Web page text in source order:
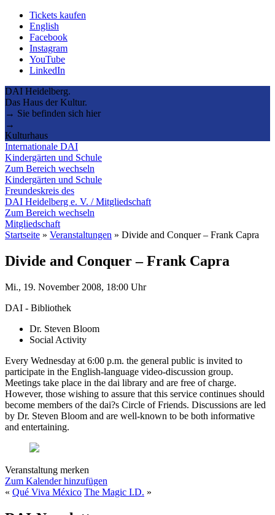
Tickets kaufen
English
Facebook
Instagram
YouTube
LinkedIn
DAI Heidelberg.
Das Haus der Kultur.
→ Sie befinden sich hier
→
Kulturhaus
Internationale DAI
Kindergärten und Schule
Zum Bereich wechseln
Kindergärten und Schule
Freundeskreis des
DAI Heidelberg e. V. / Mitgliedschaft
Zum Bereich wechseln
Mitgliedschaft
Startseite » Veranstaltungen » Divide and Conquer – Frank Capra
Divide and Conquer – Frank Capra
Mi., 19. November 2008, 18:00 Uhr
DAI - Bibliothek
Dr. Steven Bloom
Social Activity
Every Wednesday at 6:00 p.m. the general public is invited to
participate in the English-language video-discussion group.
Meetings take place in the dai library and are free of charge.
However, those wishing to assure that this service continues should
become members of the dai?s Circle of Friends. Discussions are led
by Dr. Steven Bloom and are well-known to be both informative
and entertaining.
Veranstaltung merken
Zum Kalender hinzufügen
« Qué Viva México The Magic I.D. »